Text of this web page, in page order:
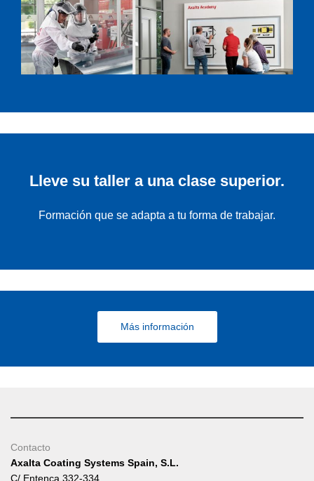
Lleve su taller a una clase superior.
Formación que se adapta a tu forma de trabajar.
Más información
Contacto
Axalta Coating Systems Spain, S.L.
C/ Entença 332-334